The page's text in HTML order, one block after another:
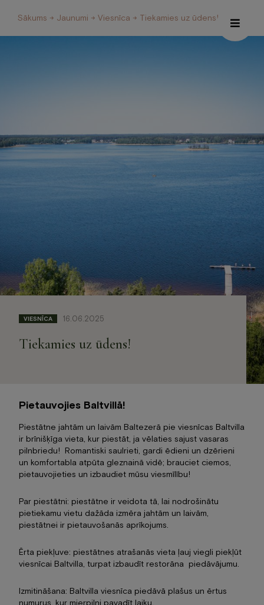
Viesnīca
Restorāns un Café
Spa
Konferences
Jaunumi
Dāvanu karte
Par mums
Kontakti
+371 67840640
info@baltvilla.lv
facebook-
f
instagramtripadvisor
LV
EN
Sākums → Jaunumi → Viesnīca → Tiekamies uz ūdens!
VIESNĪCA 16.06.2025
Tiekamies uz ūdens!
Pietauvojies Baltvillā!
Piestātne jahtām un laivām Baltezerā pie viesnīcas Baltvilla
ir brīnišķīga vieta, kur piestāt, ja vēlaties sajust vasaras
pilnbriedu! Romantiski saulrieti, gardi ēdieni un dzērieni
un komfortabla atpūta gleznainā vidē; brauciet ciemos,
pietauvojieties un izbaudiet mūsu viesmīlību!
Par piestātni: piestātne ir veidota tā, lai nodrošinātu
pietiekamu vietu dažāda izmēra jahtām un laivām,
piestātnei ir pietauvošanās aprīkojums.
Ērta piekļuve: piestātnes atrašanās vieta ļauj viegli piekļūt
viesnīcai Baltvilla, turpat izbaudīt restorāna piedāvājumu.
Izmitināšana: Baltvilla viesnīca piedāvā plašus un ērtus
numurus, kur mierpilni pavadīt laiku.